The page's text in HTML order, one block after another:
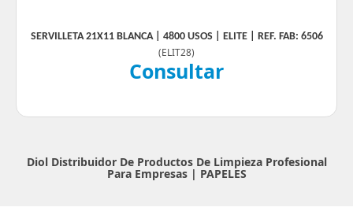
SERVILLETA 21X11 BLANCA | 4800 USOS | ELITE | REF. FAB: 6506
(ELIT28)
Consultar
Diol Distribuidor De Productos De Limpieza Profesional
Para Empresas | PAPELES